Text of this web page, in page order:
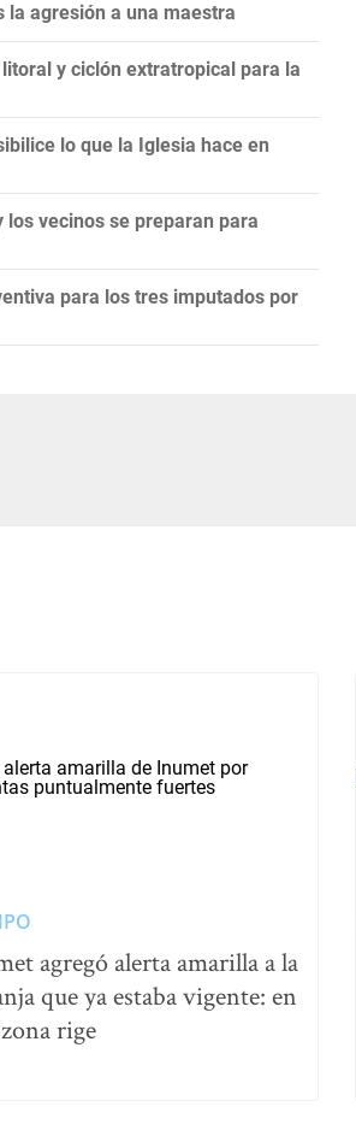
agresión a una maestra
y ciclón extratropical para la
lo que la Iglesia hace en
vecinos se preparan para
para los tres imputados por
agregó alerta amarilla a la
que ya estaba vigente: en
rige